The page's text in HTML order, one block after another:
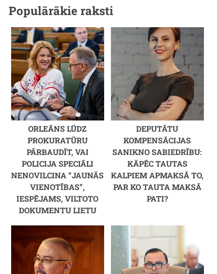
Populārākie raksti
ORLEĀNS LŪDZ
PROKURATŪRU
PĀRBAUDĪT, VAI
POLICIJA SPECIĀLI
NENOVILCINA “JAUNĀS
VIENOTĪBAS”,
IESPĒJAMS, VILTOTO
DOKUMENTU LIETU
DEPUTĀTU
KOMPENSĀCIJAS
SANIKNO SABIEDRĪBU:
KĀPĒC TAUTAS
KALPIEM APMAKSĀ TO,
PAR KO TAUTA MAKSĀ
PATI?